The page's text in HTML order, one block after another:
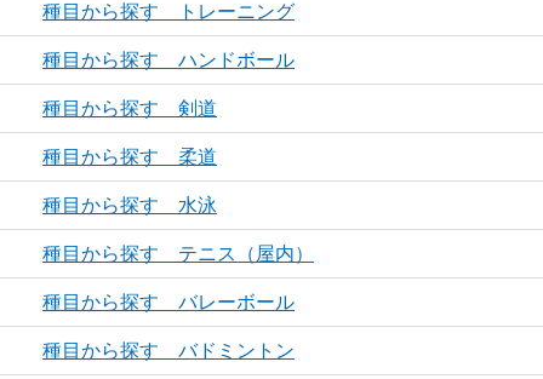
種目から探す トレーニング
種目から探す ハンドボール
種目から探す 剣道
種目から探す 柔道
種目から探す 水泳
種目から探す テニス（屋内）
種目から探す バレーボール
種目から探す バドミントン